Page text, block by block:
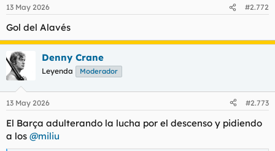
13 May 2026 #2.772
Gol del Alavés
Denny Crane
Leyenda Moderador
13 May 2026 #2.773
El Barça adulterando la lucha por el descenso y pidiendo
a los @miliu